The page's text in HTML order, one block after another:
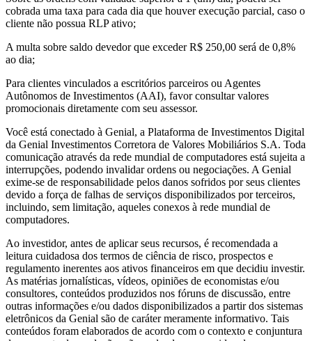
cobrada uma taxa para cada dia que houver execução parcial, caso o
cliente não possua RLP ativo;
A multa sobre saldo devedor que exceder R$ 250,00 será de 0,8%
ao dia;
Para clientes vinculados a escritórios parceiros ou Agentes
Autônomos de Investimentos (AAI), favor consultar valores
promocionais diretamente com seu assessor.
Você está conectado à Genial, a Plataforma de Investimentos Digital
da Genial Investimentos Corretora de Valores Mobiliários S.A. Toda
comunicação através da rede mundial de computadores está sujeita a
interrupções, podendo invalidar ordens ou negociações. A Genial
exime-se de responsabilidade pelos danos sofridos por seus clientes
devido a força de falhas de serviços disponibilizados por terceiros,
incluindo, sem limitação, aqueles conexos à rede mundial de
computadores.
Ao investidor, antes de aplicar seus recursos, é recomendada a
leitura cuidadosa dos termos de ciência de risco, prospectos e
regulamento inerentes aos ativos financeiros em que decidiu investir.
As matérias jornalísticas, vídeos, opiniões de economistas e/ou
consultores, conteúdos produzidos nos fóruns de discussão, entre
outras informações e/ou dados disponibilizados a partir dos sistemas
eletrônicos da Genial são de caráter meramente informativo. Tais
conteúdos foram elaborados de acordo com o contexto e conjuntura